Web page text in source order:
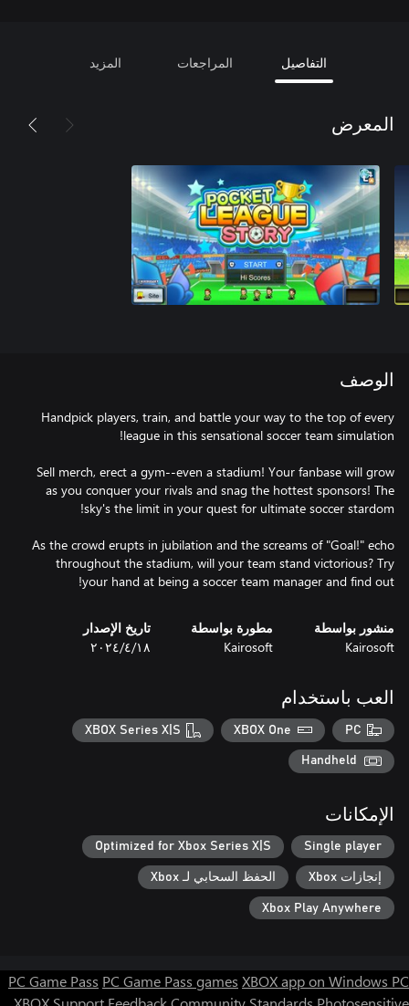
التفاصيل المراجعات المزيد
المعرض
الوصف
Handpick players, train, and battle your way to the top of every
Sell merch, erect a gym--even a stadium! Your fanbase will grow
as you conquer your rivals and snag the hottest sponsors! The
As the crowd erupts in jubilation and the screams of "Goal!" echo
throughout the stadium, will your team stand victorious? Try
your hand at being a soccer team manager and find out!
منشور بواسطة
Kairosoft
مطورة بواسطة
Kairosoft
تاريخ الإصدار
١٨‏/٤‏/٢٠٢٤
العب باستخدام
PC
XBOX One
XBOX Series X|S
Handheld
الإمكانات
Single player
Optimized for Xbox Series X|S
إنجازات Xbox الحفظ السحابي لـ Xbox
Xbox Play Anywhere
PC Game Pass PC Game Pass games XBOX app on Windows PC